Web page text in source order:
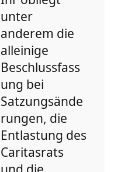
unter
anderem die
alleinige
Beschlussfass
ung bei
Satzungsände
rungen, die
Entlastung des
Caritasrats